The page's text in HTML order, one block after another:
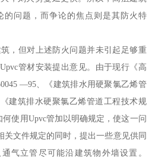
的问题，而争论的焦点则是其防火特
，但对上述防火问题并未引起足够重
管材安装提出意见。由于现行《高
—95、《建筑排水用硬聚氯乙烯管
建筑排水硬聚氯乙烯管道工程技术规
使用Upvc管加以明确规定，使这一问
关文件规定的同时，提出一些意见供同
气立管尽可能沿建筑物外墙设置。